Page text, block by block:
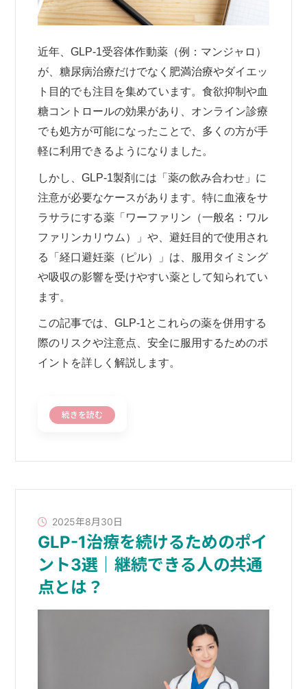
近年、GLP-1受容体作動薬（例：マンジャロ）
が、糖尿病治療だけでなく肥満治療やダイエッ
ト目的でも注目を集めています。食欲抑制や血
糖コントロールの効果があり、オンライン診療
でも処方が可能になったことで、多くの方が手
軽に利用できるようになりました。
しかし、GLP-1製剤には「薬の飲み合わせ」に
注意が必要なケースがあります。特に血液をサ
ラサラにする薬「ワーファリン（一般名：ワル
ファリンカリウム）」や、避妊目的で使用され
る「経口避妊薬（ピル）」は、服用タイミング
や吸収の影響を受けやすい薬として知られてい
ます。
この記事では、GLP-1とこれらの薬を併用する
際のリスクや注意点、安全に服用するためのポ
イントを詳しく解説します。
続きを読む
2025年8月30日
GLP-1治療を続けるためのポイ
ント3選｜継続できる人の共通
点とは？